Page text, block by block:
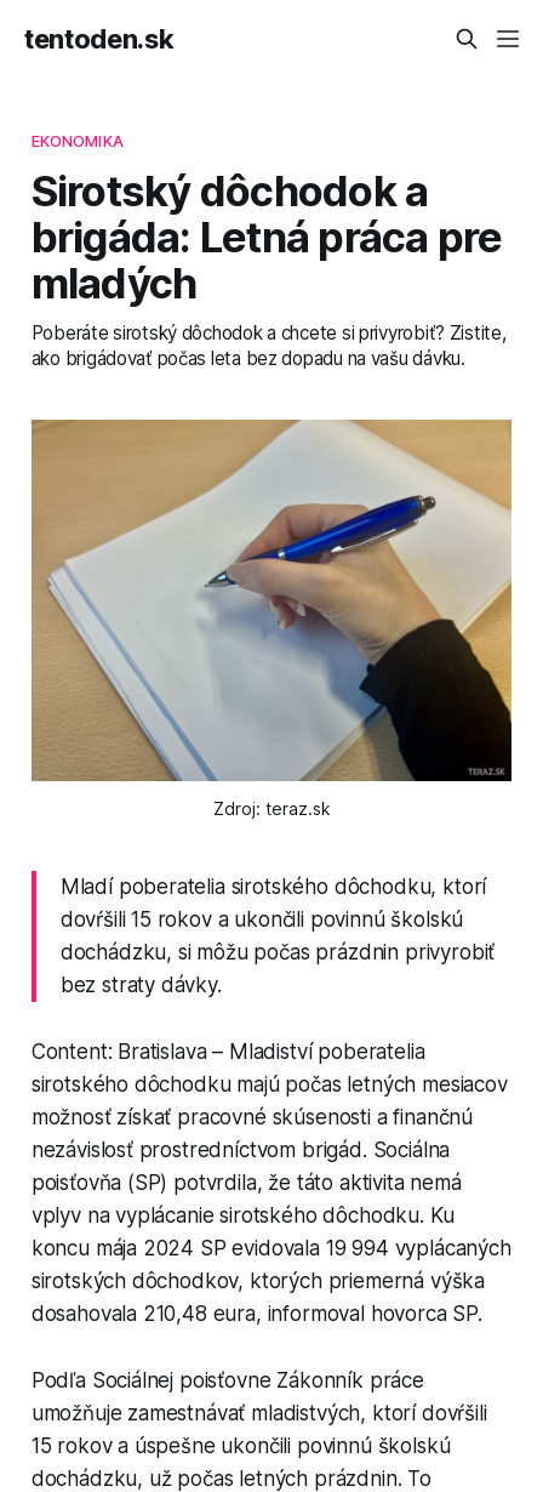
tentoden.sk
EKONOMIKA
Sirotský dôchodok a
brigáda: Letná práca pre
mladých
Poberáte sirotský dôchodok a chcete si privyrobiť? Zistite,
ako brigádovať počas leta bez dopadu na vašu dávku.
Zdroj: teraz.sk
Mladí poberatelia sirotského dôchodku, ktorí
dovŕšili 15 rokov a ukončili povinnú školskú
dochádzku, si môžu počas prázdnin privyrobiť
bez straty dávky.
Content: Bratislava – Mladiství poberatelia
sirotského dôchodku majú počas letných mesiacov
možnosť získať pracovné skúsenosti a finančnú
nezávislosť prostredníctvom brigád. Sociálna
poisťovňa (SP) potvrdila, že táto aktivita nemá
vplyv na vyplácanie sirotského dôchodku. Ku
koncu mája 2024 SP evidovala 19 994 vyplácaných
sirotských dôchodkov, ktorých priemerná výška
dosahovala 210,48 eura, informoval hovorca SP.
Podľa Sociálnej poisťovne Zákonník práce
umožňuje zamestnávať mladistvých, ktorí dovŕšili
15 rokov a úspešne ukončili povinnú školskú
dochádzku, už počas letných prázdnin. To